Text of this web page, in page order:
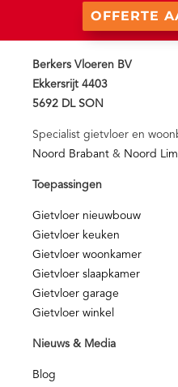
OFFERTE
Berkers Vloeren BV
Ekkersrijt 4403
5692 DL SON
Specialist gietvloer en
Noord Brabant & Noord
Toepassingen
Gietvloer nieuwbouw
Gietvloer keuken
Gietvloer woonkamer
Gietvloer slaapkamer
Gietvloer garage
Gietvloer winkel
Nieuws & Media
Blog